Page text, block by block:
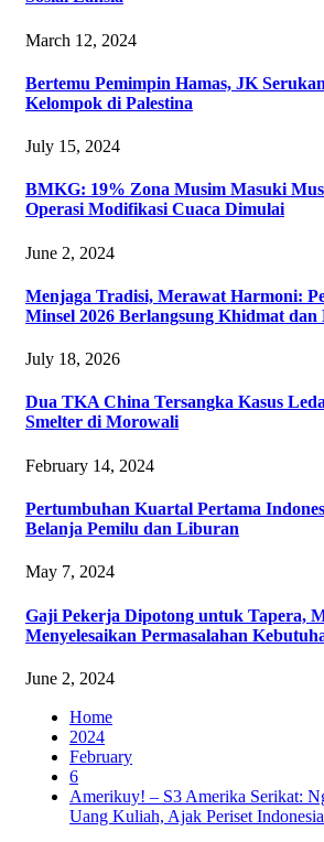
March 12, 2024
Bertemu Pemimpin Hamas, JK
Kelompok di Palestina
July 15, 2024
BMKG: 19% Zona Musim Masuki
Operasi Modifikasi Cuaca Dimulai
June 2, 2024
Menjaga Tradisi, Merawat Harmoni:
Minsel 2026 Berlangsung Khidmat
July 18, 2026
Dua TKA China Tersangka Kasus
Smelter di Morowali
February 14, 2024
Pertumbuhan Kuartal Pertama
Belanja Pemilu dan Liburan
May 7, 2024
Gaji Pekerja Dipotong untuk Tapera,
Menyelesaikan Permasalahan
June 2, 2024
Home
2024
February
6
Amerikuy! – S3 Amerika Serikat:
Uang Kuliah, Ajak Periset